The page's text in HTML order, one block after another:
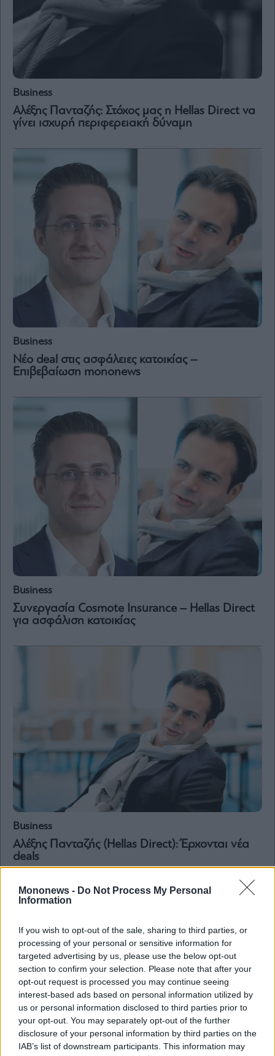
Mononews - Do Not Process My Personal
Information
If you wish to opt-out of the sale, sharing to third parties, or
processing of your personal or sensitive information for
targeted advertising by us, please use the below opt-out
section to confirm your selection. Please note that after your
opt-out request is processed you may continue seeing
interest-based ads based on personal information utilized by
us or personal information disclosed to third parties prior to
your opt-out. You may separately opt-out of the further
disclosure of your personal information by third parties on the
IAB’s list of downstream participants. This information may
of
Business
Αλέξης Πανταζής: Στόχος μας η Hellas Direct να
γίνει ισχυρή περιφερειακή δύναμη
Business
Νέο deal στις ασφάλειες κατοικίας –
Επιβεβαίωση mononews
Business
Συνεργασία Cosmote Insurance – Hellas Direct
για ασφάλιση κατοικίας
Business
Αλέξης Πανταζής (Hellas Direct): Έρχονται νέα
deals